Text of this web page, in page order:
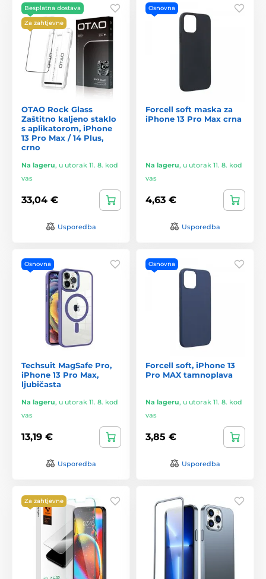
Besplatna dostava
Za zahtjevne
OTAO Rock Glass
Zaštitno kaljeno staklo
s aplikatorom, iPhone
13 Pro Max / 14 Plus,
crno
Na lageru, u utorak 11. 8. kod
vas
33,04 €
Usporedba
Osnovna
Forcell soft maska za
iPhone 13 Pro Max crna
Na lageru, u utorak 11. 8. kod
vas
4,63 €
Usporedba
Osnovna
Techsuit MagSafe Pro,
iPhone 13 Pro Max,
ljubičasta
Na lageru, u utorak 11. 8. kod
vas
13,19 €
Usporedba
Osnovna
Forcell soft, iPhone 13
Pro MAX tamnoplava
Na lageru, u utorak 11. 8. kod
vas
3,85 €
Usporedba
Za zahtjevne